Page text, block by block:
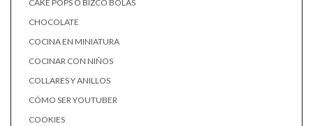
CAKE POPS O BIZCO BOLAS
CHOCOLATE
COCINA EN MINIATURA
COCINAR CON NIÑOS
COLLARES Y ANILLOS
CÓMO SER YOUTUBER
COOKIES